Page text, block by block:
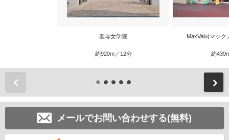
聖母女学院
約920m／12分
MaxValu(マック
約
メールでお問い合わせする(無料)